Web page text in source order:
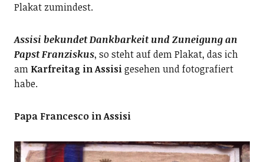
Plakat zumindest.
Assisi bekundet Dankbarkeit und Zuneigung an
Papst Franziskus, so steht auf dem Plakat, das ich
am Karfreitag in Assisigesehen und fotografiert
habe.
Papa Francesco in Assisi